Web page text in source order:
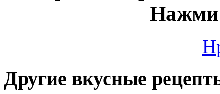
Нажми
Другие вкусные